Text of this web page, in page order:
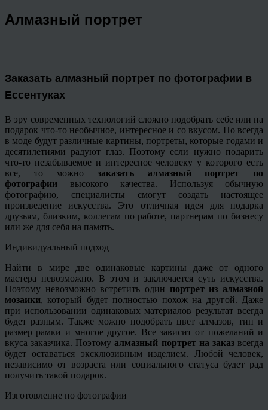
Алмазный портрет
Заказать алмазный портрет по фотографии в
Ессентуках
В эру современных технологий сложно подобрать себе или на
подарок что-то необычное, интересное и со вкусом. Но всегда
в моде будут различные картины, портреты, которые годами и
десятилетиями радуют глаз. Поэтому если нужно подарить
что-то незабываемое и интересное человеку у которого есть
все, то можно заказать алмазный портрет по
фотографии высокого качества. Используя обычную
фотографию, специалисты смогут создать настоящее
произведение искусства. Это отличная идея для подарка
друзьям, близким, коллегам по работе, партнерам по бизнесу
или же для себя на память.
Индивидуальный подход
Найти в мире две одинаковые картины даже от одного
мастера невозможно. В этом и заключается суть искусства.
Поэтому невозможно встретить один портрет из алмазной
мозаики, который будет полностью похож на другой. Даже
при использовании одинаковых материалов результат всегда
будет разным. Также можно подобрать цвет алмазов, тип и
размер рамки и многое другое. Все зависит от пожеланий и
вкуса заказчика. Поэтомуалмазный портрет на заказвсегда
будет оставаться эксклюзивным изделием. Любой человек,
независимо от возраста или социального статуса будет рад
получить такой подарок.
Изготовление по фотографии